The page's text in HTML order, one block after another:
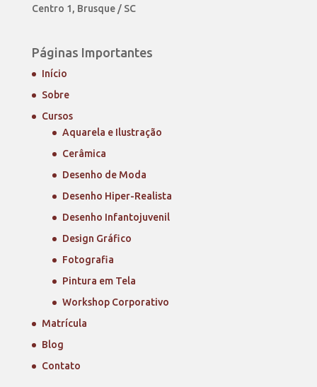
Centro 1, Brusque / SC
Páginas Importantes
Início
Sobre
Cursos
Aquarela e Ilustração
Cerâmica
Desenho de Moda
Desenho Hiper-Realista
Desenho Infantojuvenil
Design Gráfico
Fotografia
Pintura em Tela
Workshop Corporativo
Matrícula
Blog
Contato